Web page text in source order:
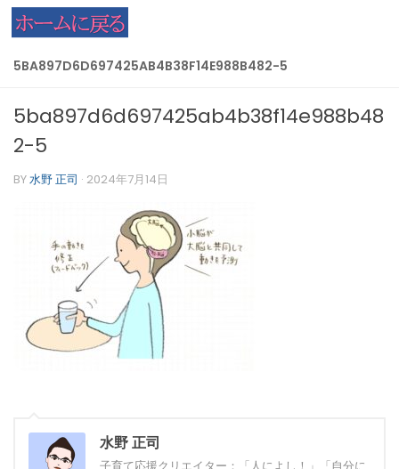
コンテンツへスキップ
5BA897D6D697425AB4B38F14E988B482-5
5ba897d6d697425ab4b38f14e988b48
2-5
BY水野 正司 · 2024年7月14日
水野 正司